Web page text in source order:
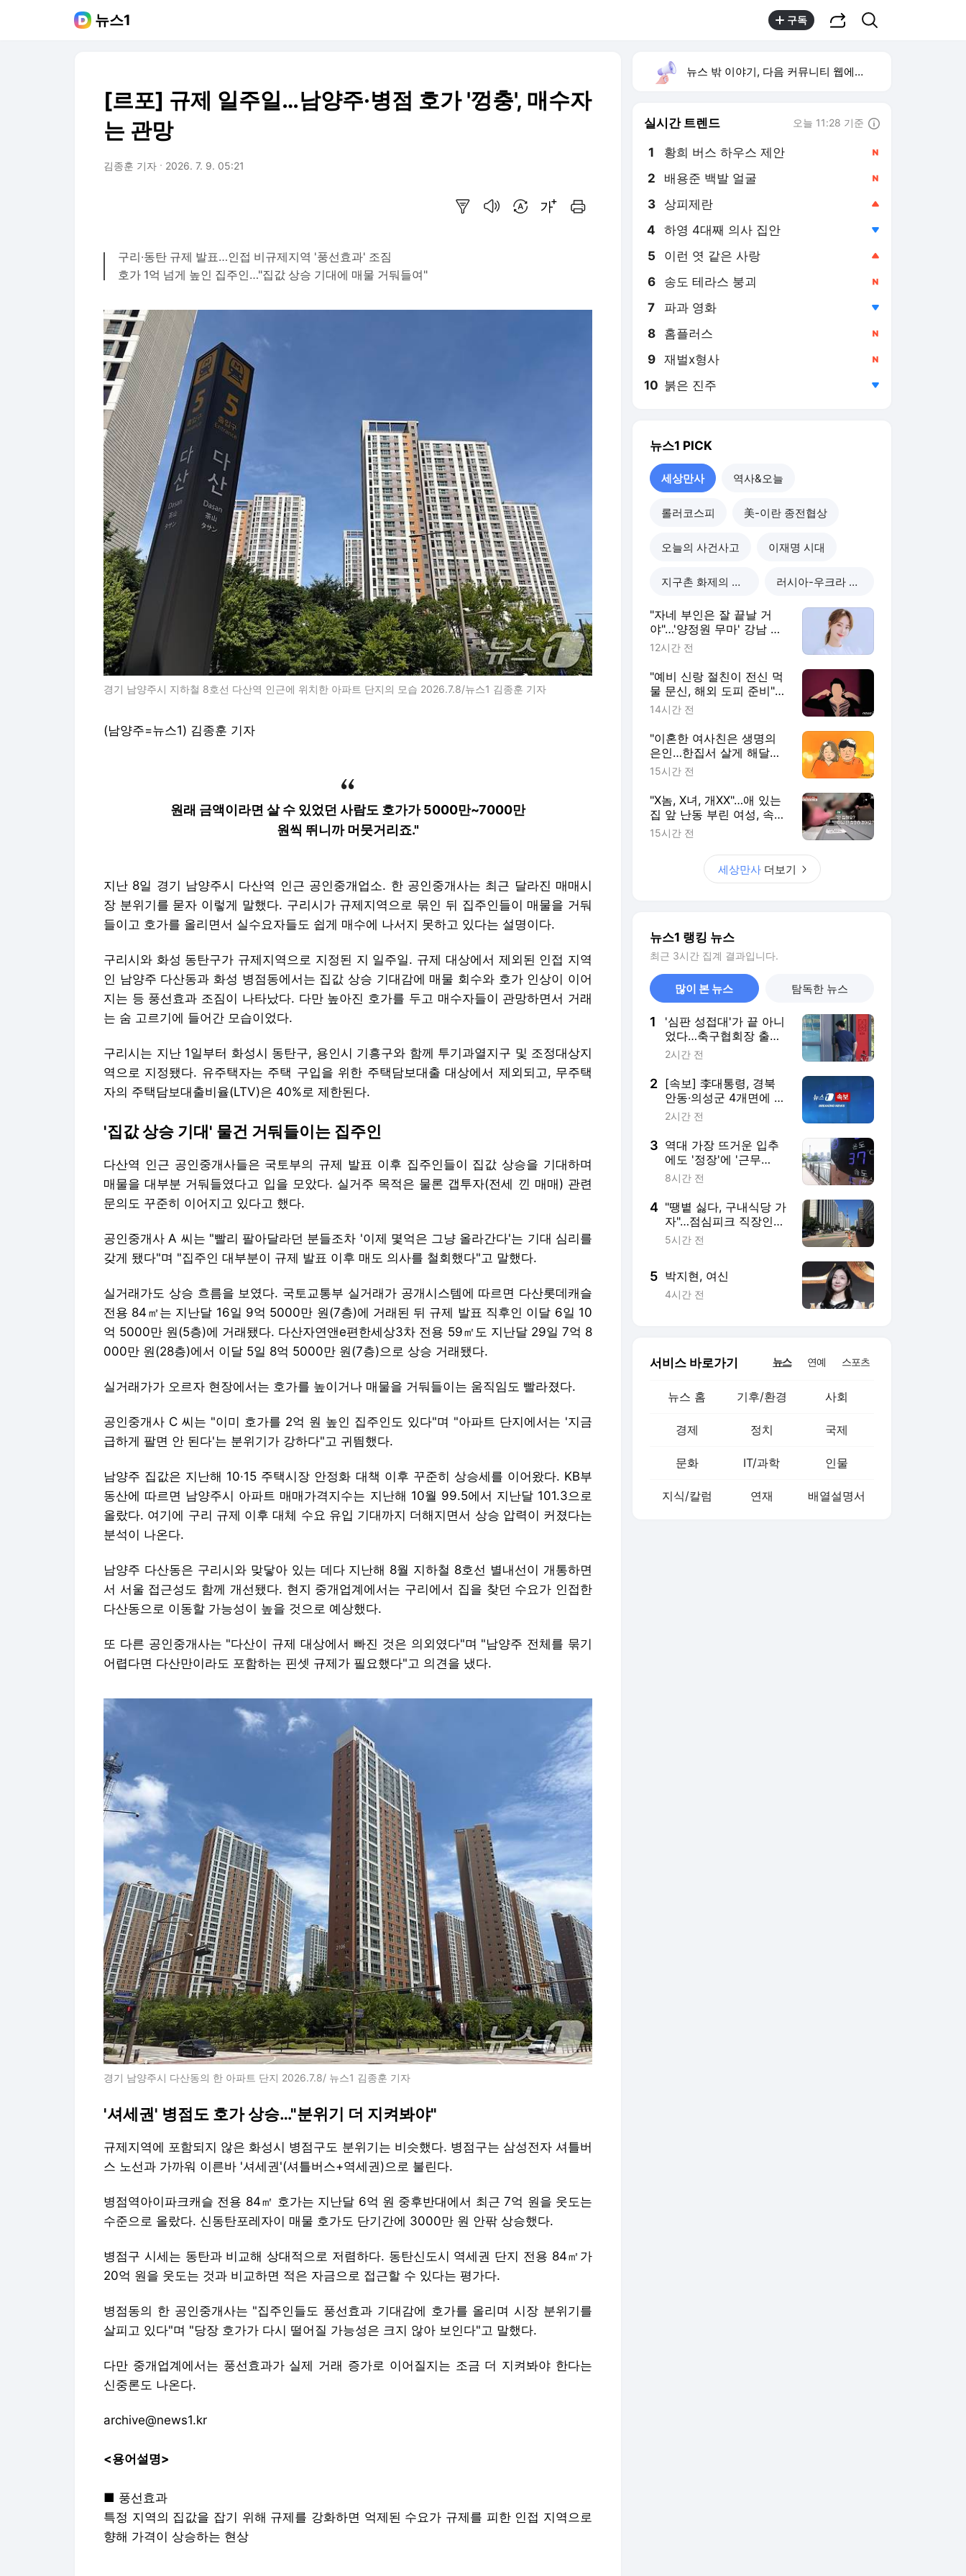
뉴스1 구독
[르포] 규제 일주일…남양주·병점 호가 '껑충', 매수자
는 관망
김종훈 기자 2026. 7. 9. 05:21
구리·동탄 규제 발표…인접 비규제지역 '풍선효과' 조짐
호가 1억 넘게 높인 집주인…"집값 상승 기대에 매물 거둬들여"
경기 남양주시 지하철 8호선 다산역 인근에 위치한 아파트 단지의 모습 2026.7.8/뉴스1 김종훈 기자
(남양주=뉴스1) 김종훈 기자
원래 금액이라면 살 수 있었던 사람도 호가가 5000만~7000만
원씩 뛰니까 머뭇거리죠."
지난 8일 경기 남양주시 다산역 인근 공인중개업소. 한 공인중개사는 최근 달라진 매매시
장 분위기를 묻자 이렇게 말했다. 구리시가 규제지역으로 묶인 뒤 집주인들이 매물을 거둬
들이고 호가를 올리면서 실수요자들도 쉽게 매수에 나서지 못하고 있다는 설명이다.
구리시와 화성 동탄구가 규제지역으로 지정된 지 일주일. 규제 대상에서 제외된 인접 지역
인 남양주 다산동과 화성 병점동에서는 집값 상승 기대감에 매물 회수와 호가 인상이 이어
지는 등 풍선효과 조짐이 나타났다. 다만 높아진 호가를 두고 매수자들이 관망하면서 거래
는 숨 고르기에 들어간 모습이었다.
구리시는 지난 1일부터 화성시 동탄구, 용인시 기흥구와 함께 투기과열지구 및 조정대상지
역으로 지정됐다. 유주택자는 주택 구입을 위한 주택담보대출 대상에서 제외되고, 무주택
자의 주택담보대출비율(LTV)은 40%로 제한된다.
'집값 상승 기대' 물건 거둬들이는 집주인
다산역 인근 공인중개사들은 국토부의 규제 발표 이후 집주인들이 집값 상승을 기대하며
매물을 대부분 거둬들였다고 입을 모았다. 실거주 목적은 물론 갭투자(전세 낀 매매) 관련
문의도 꾸준히 이어지고 있다고 했다.
공인중개사 A 씨는 "빨리 팔아달라던 분들조차 '이제 몇억은 그냥 올라간다'는 기대 심리를
갖게 됐다"며 "집주인 대부분이 규제 발표 이후 매도 의사를 철회했다"고 말했다.
실거래가도 상승 흐름을 보였다. 국토교통부 실거래가 공개시스템에 따르면 다산롯데캐슬
전용 84㎡는 지난달 16일 9억 5000만 원(7층)에 거래된 뒤 규제 발표 직후인 이달 6일 10
억 5000만 원(5층)에 거래됐다. 다산자연앤e편한세상3차 전용 59㎡도 지난달 29일 7억 8
000만 원(28층)에서 이달 5일 8억 5000만 원(7층)으로 상승 거래됐다.
실거래가가 오르자 현장에서는 호가를 높이거나 매물을 거둬들이는 움직임도 빨라졌다.
공인중개사 C 씨는 "이미 호가를 2억 원 높인 집주인도 있다"며 "아파트 단지에서는 '지금
급하게 팔면 안 된다'는 분위기가 강하다"고 귀띔했다.
남양주 집값은 지난해 10·15 주택시장 안정화 대책 이후 꾸준히 상승세를 이어왔다. KB부
동산에 따르면 남양주시 아파트 매매가격지수는 지난해 10월 99.5에서 지난달 101.3으로
올랐다. 여기에 구리 규제 이후 대체 수요 유입 기대까지 더해지면서 상승 압력이 커졌다는
분석이 나온다.
남양주 다산동은 구리시와 맞닿아 있는 데다 지난해 8월 지하철 8호선 별내선이 개통하면
서 서울 접근성도 함께 개선됐다. 현지 중개업계에서는 구리에서 집을 찾던 수요가 인접한
다산동으로 이동할 가능성이 높을 것으로 예상했다.
또 다른 공인중개사는 "다산이 규제 대상에서 빠진 것은 의외였다"며 "남양주 전체를 묶기
어렵다면 다산만이라도 포함하는 핀셋 규제가 필요했다"고 의견을 냈다.
경기 남양주시 다산동의 한 아파트 단지 2026.7.8/ 뉴스1 김종훈 기자
'셔세권' 병점도 호가 상승…"분위기 더 지켜봐야"
규제지역에 포함되지 않은 화성시 병점구도 분위기는 비슷했다. 병점구는 삼성전자 셔틀버
스 노선과 가까워 이른바 '셔세권'(셔틀버스+역세권)으로 불린다.
병점역아이파크캐슬 전용 84㎡ 호가는 지난달 6억 원 중후반대에서 최근 7억 원을 웃도는
수준으로 올랐다. 신동탄포레자이 매물 호가도 단기간에 3000만 원 안팎 상승했다.
병점구 시세는 동탄과 비교해 상대적으로 저렴하다. 동탄신도시 역세권 단지 전용 84㎡가
20억 원을 웃도는 것과 비교하면 적은 자금으로 접근할 수 있다는 평가다.
병점동의 한 공인중개사는 "집주인들도 풍선효과 기대감에 호가를 올리며 시장 분위기를
살피고 있다"며 "당장 호가가 다시 떨어질 가능성은 크지 않아 보인다"고 말했다.
다만 중개업계에서는 풍선효과가 실제 거래 증가로 이어질지는 조금 더 지켜봐야 한다는
신중론도 나온다.
archive@news1.kr
<용어설명>
■ 풍선효과
특정 지역의 집값을 잡기 위해 규제를 강화하면 억제된 수요가 규제를 피한 인접 지역으로
향해 가격이 상승하는 현상
뉴스 밖 이야기, 다음 커뮤니티 웹에서 보기
실시간 트렌드 오늘 11:28 기준
1 황희 버스 하우스 제안
2 배용준 백발 얼굴
3 상피제란
4 하영 4대째 의사 집안
5 이런 엿 같은 사랑
6 송도 테라스 붕괴
7 파과 영화
8 홈플러스
9 재벌x형사
10 붉은 진주
뉴스1 PICK
세상만사 역사&오늘
롤러코스피 美-이란 종전협상
오늘의 사건사고 이재명 시대
지구촌 화제의 뉴스 러시아-우크라 전쟁
"자네 부인은 잘 끝날 거
야"…'양정원 무마' 강남 경
찰, 다른 돈도 받은 정황
12시간 전
"예비 신랑 절친이 전신 먹
물 문신, 해외 도피 준비"…
예비 신부 '혼란'
14시간 전
"이혼한 여사친은 생명의
은인…한집서 살게 해달라"
남편 요구에 '절망'
15시간 전
"X놈, X녀, 개XX"…애 있는
집 앞 난동 부린 여성, 속옷
까지 훌러덩[영상]
15시간 전
세상만사 더보기
뉴스1 랭킹 뉴스
최근 3시간 집계 결과입니다.
많이 본 뉴스 탐독한 뉴스
1
'심판 성접대'가 끝 아니
었다…축구협회장 출장
에 부인 3회 동반 '펑펑'
2시간 전
2 [속보] 李대통령, 경북
안동·의성군 4개면에 특
별재난지역 선포
2시간 전
3 역대 가장 뜨거운 입추
에도 '정장'에 '근무
복'…"반바지? 꿈도 못
8시간 전
4 "땡볕 싫다, 구내식당 가
자"…점심피크 직장인
사라진 식당가 [르포]
5시간 전
5 박지현, 여신
4시간 전
서비스 바로가기 뉴스 연예 스포츠
뉴스 홈 기후/환경 사회
경제 정치 국제
문화 IT/과학 인물
지식/칼럼 연재 배열설명서